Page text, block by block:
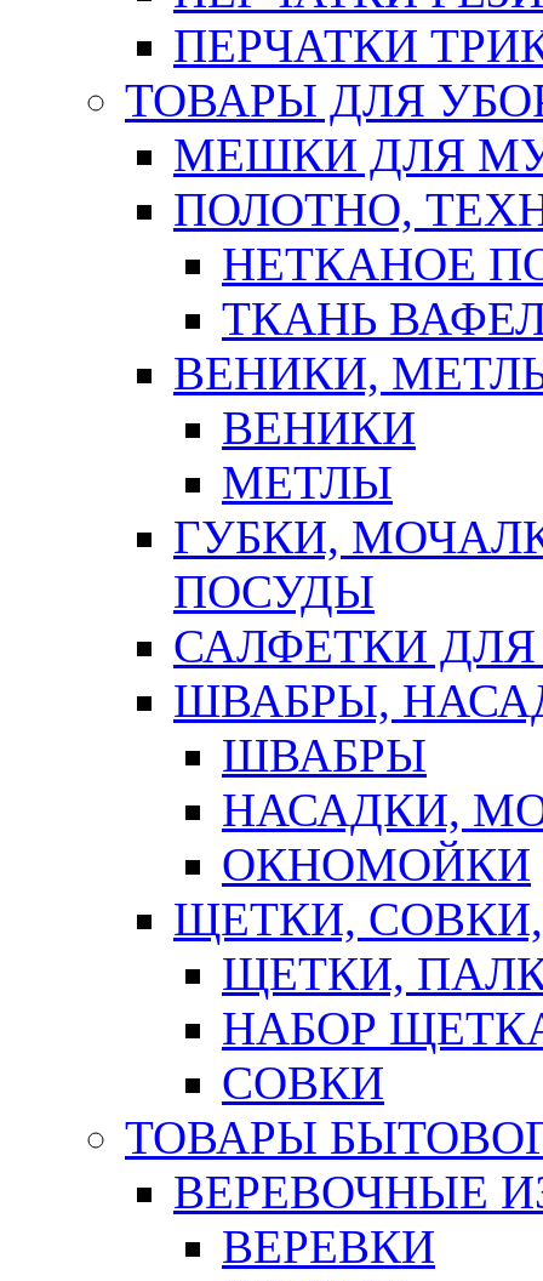
ПЕРЧАТКИ
ТОВАРЫ ДЛЯ
МЕШКИ ДЛЯ
ПОЛОТНО,
НЕТКАНОЕ
ТКАНЬ
ВЕНИКИ,
ВЕНИКИ
МЕТЛЫ
ГУБКИ,
ПОСУДЫ
САЛФЕТКИ
ШВАБРЫ,
ШВАБРЫ
НАСАДКИ,
ОКНОМОЙКИ
ЩЕТКИ,
ЩЕТКИ,
НАБОР
СОВКИ
ТОВАРЫ
ВЕРЕВОЧНЫЕ
ВЕРЕВКИ